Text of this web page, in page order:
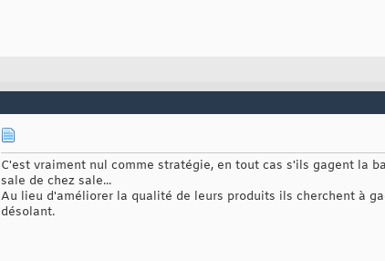
C'est vraiment nul comme stratégie, en tout cas s'ils gagent la
sale de chez sale...
Au lieu d'améliorer la qualité de leurs produits ils cherchent à
désolant.